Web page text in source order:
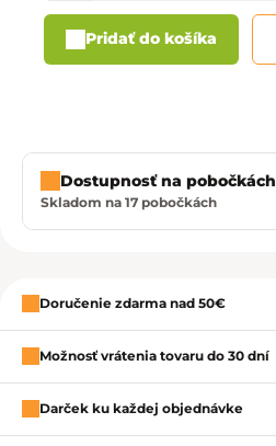
Pridať do košíka
Zavrieť
Dostupnosť na pobočkách
Skladom na 17 pobočkách
Doručenie zdarma nad 50€
Možnosť vrátenia tovaru do 30 dní
Darček ku každej objednávke